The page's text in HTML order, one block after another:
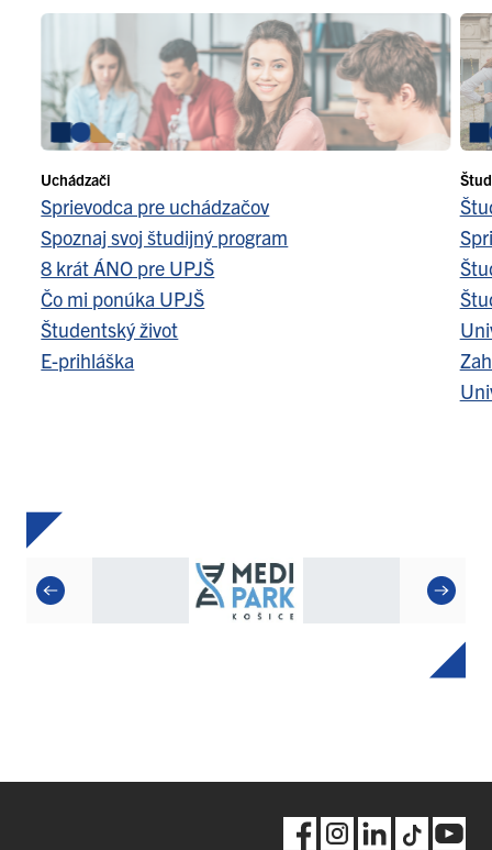
Uchádzači
Sprievodca pre uchádzačov
Spoznaj svoj študijný program
8 krát ÁNO pre UPJŠ
Čo mi ponúka UPJŠ
Študentský život
E-prihláška